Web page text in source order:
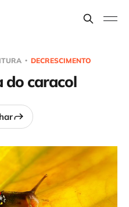
DECRESCIMENTO
do caracol